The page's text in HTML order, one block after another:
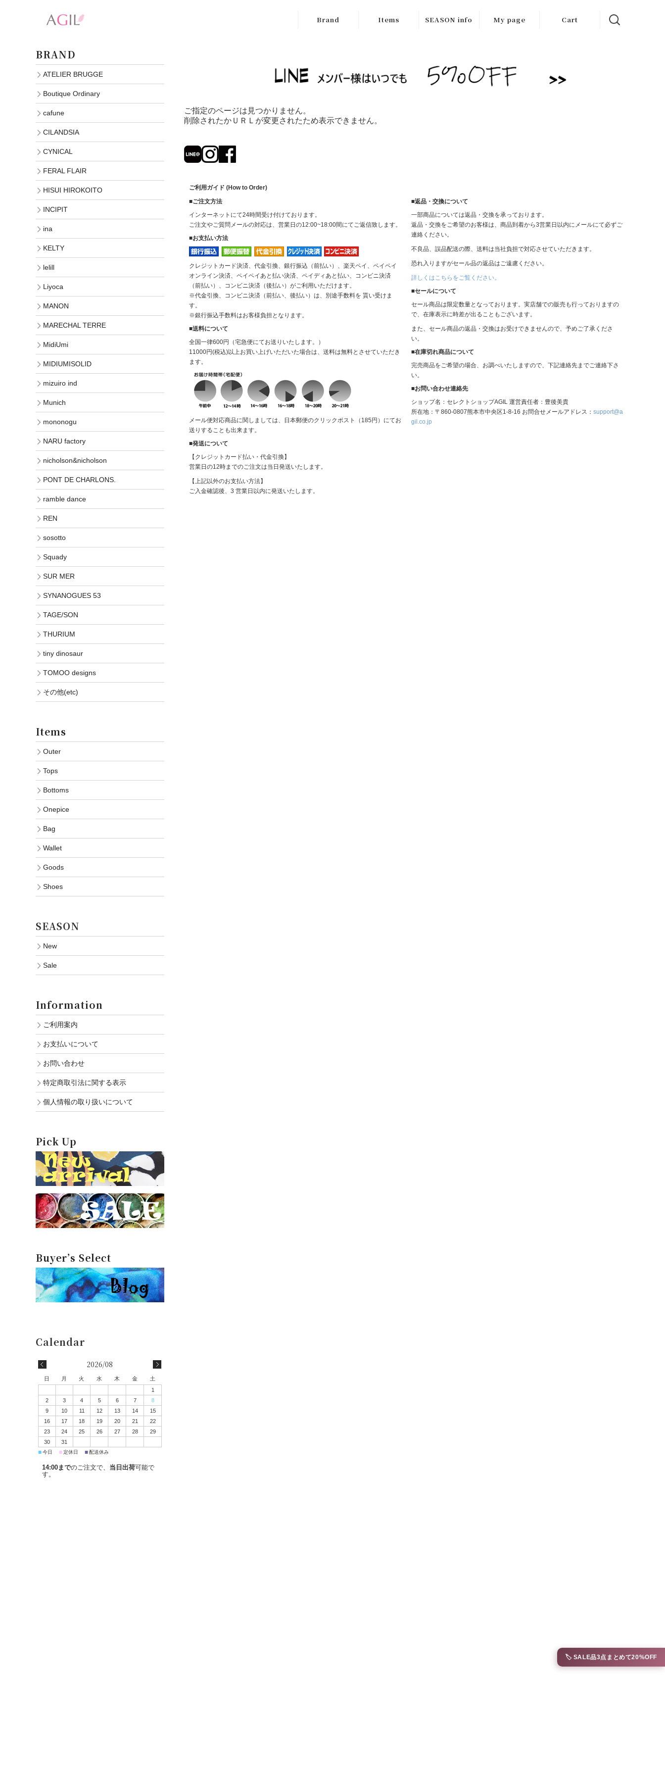
🏷️ SALE品3点まとめて20%OFF
Brand
Boutique
HIROKOITO
ina
KELTY
lelill
MANON
MidiUmi
MIDIUMISOL
mononogu
Items SEASON info
SALE/Outlet
My page Cart
ご指定のページは見つかりません。
削除されたかＵＲＬが変更されたため表示できません。
ご利用ガイド (How to Order)
■ご注文方法
インターネットにて24時間受け付けております。
ご注文やご質問メールの対応は、営業日の12:00~18:00間にてご返信致します。
■お支払い方法
クレジットカード決済、代金引換、銀行振込（前払い）、楽天ペイ、ペイペイ
オンライン決済、ペイペイあと払い決済、ペイディあと払い、コンビニ決済
（前払い）、コンビニ決済（後払い）がご利用いただけます。
※代金引換、コンビニ決済（前払い、後払い）は、別途手数料を 貰い受けま
す。
※銀行振込手数料はお客様負担となります。
■送料について
全国一律600円（宅急便にてお送りいたします。）
11000円(税込)以上お買い上げいただいた場合は、送料は無料とさせていただき
ます。
メール便対応商品に関しましては、日本郵便のクリックポスト（185円）にてお
送りすることも出来ます。
■発送について
【クレジットカード払い・代金引換】
営業日の12時までのご注文は当日発送いたします。
【上記以外のお支払い方法】
ご入金確認後、3 営業日以内に発送いたします。
■返品・交換について
一部商品については返品・交換を承っております。
返品・交換をご希望のお客様は、商品到着から3営業日以内にメールにて必ずご
連絡ください。
不良品、誤品配送の際、送料は当社負担で対応させていただきます。
恐れ入りますがセール品の返品はご遠慮ください。
詳しくはこちらをご覧ください。
■セールについて
セール商品は限定数量となっております。実店舗での販売も行っておりますの
で、在庫表示に時差が出ることもございます。
また、セール商品の返品・交換はお受けできませんので、予めご了承くださ
い。
■在庫切れ商品について
完売商品をご希望の場合、お調べいたしますので、下記連絡先までご連絡下さ
い。
■お問い合わせ連絡先
ショップ名：セレクトショップAGIL 運営責任者：豊後美貴
所在地：〒860-0807熊本市中央区1-8-16 お問合せメールアドレス： support@a
gil.co.jp
BRAND
ATELIER BRUGGE
Boutique Ordinary
cafune
CILANDSIA
CYNICAL
FERAL FLAIR
HISUI HIROKOITO
INCIPIT
ina
KELTY
lelill
Liyoca
MANON
MARECHAL TERRE
MidiUmi
MIDIUMISOLID
mizuiro ind
Munich
mononogu
NARU factory
nicholson&nicholson
PONT DE CHARLONS.
ramble dance
REN
sosotto
Squady
SUR MER
SYNANOGUES 53
TAGE/SON
THURIUM
tiny dinosaur
TOMOO designs
その他(etc)
Items
Outer
Tops
Bottoms
Onepice
Bag
Wallet
Goods
Shoes
SEASON
New
Sale
Information
ご利用案内
お支払いについて
お問い合わせ
特定商取引法に関する表示
個人情報の取り扱いについて
Pick Up
Buyer’s Select
2026/08
日 月 火 水 木 金
土
1
2
3 4 5 6 7
8
9
10 11 12 13 14
15
16
17 18 19 20 21
22
23
24 25 26 27 28
29
30
31
■今日 ■定休日 ■配送休み
14:00までのご注文で、 当日出荷可能で
す。